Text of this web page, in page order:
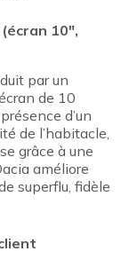
10″,
par un
de 10
d’un
de l’habitacle,
grâce à une
améliore
superflu, fidèle